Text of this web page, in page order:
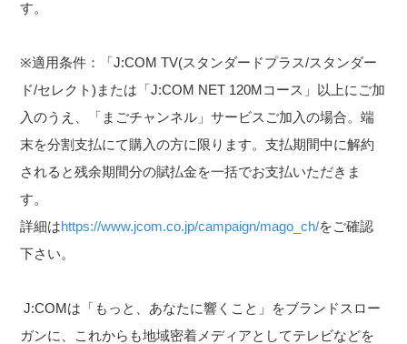
す。
※適用条件：「J:COM TV(スタンダードプラス/スタンダー
ド/セレクト)または「J:COM NET 120Mコース」以上にご加
入のうえ、「まごチャンネル」サービスご加入の場合。端
末を分割支払にて購入の方に限ります。支払期間中に解約
されると残余期間分の賦払金を一括でお支払いただきま
す。
詳細はhttps://www.jcom.co.jp/campaign/mago_ch/をご確認
下さい。
J:COMは「もっと、あなたに響くこと」をブランドスロー
ガンに、これからも地域密着メディアとしてテレビなどを